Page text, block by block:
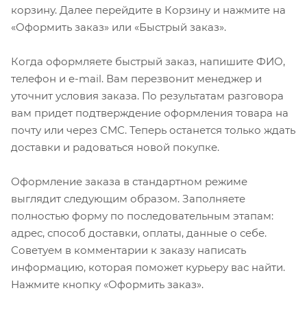
корзину. Далее перейдите в Корзину и нажмите на
«Оформить заказ» или «Быстрый заказ».
Когда оформляете быстрый заказ, напишите ФИО,
телефон и e-mail. Вам перезвонит менеджер и
уточнит условия заказа. По результатам разговора
вам придет подтверждение оформления товара на
почту или через СМС. Теперь останется только ждать
доставки и радоваться новой покупке.
Оформление заказа в стандартном режиме
выглядит следующим образом. Заполняете
полностью форму по последовательным этапам:
адрес, способ доставки, оплаты, данные о себе.
Советуем в комментарии к заказу написать
информацию, которая поможет курьеру вас найти.
Нажмите кнопку «Оформить заказ».